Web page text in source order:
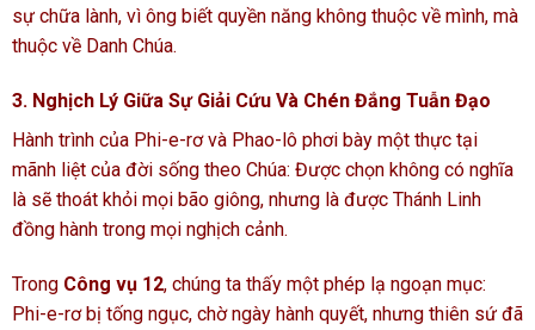
sự chữa lành, vì ông biết quyền năng không thuộc về mình, mà
thuộc về Danh Chúa.
3. Nghịch Lý Giữa Sự Giải Cứu Và Chén Đắng Tuẫn Đạo
Hành trình của Phi-e-rơ và Phao-lô phơi bày một thực tại
mãnh liệt của đời sống theo Chúa: Được chọn không có nghĩa
là sẽ thoát khỏi mọi bão giông, nhưng là được Thánh Linh
đồng hành trong mọi nghịch cảnh.
Trong Công vụ 12, chúng ta thấy một phép lạ ngoạn mục:
Phi-e-rơ bị tống ngục, chờ ngày hành quyết, nhưng thiên sứ đã